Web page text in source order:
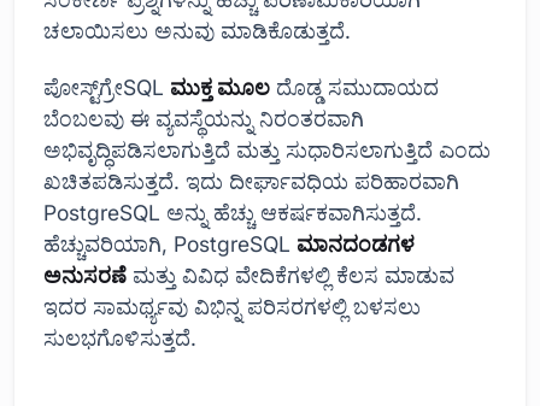
ಚಲಾಯಿಸಲು ಅನುವು ಮಾಡಿಕೊಡುತ್ತದೆ.
ಪೋಸ್ಟ್‌ಗ್ರೇSQL ಮುಕ್ತ ಮೂಲ ದೊಡ್ಡ ಸಮುದಾಯದ
ಬೆಂಬಲವು ಈ ವ್ಯವಸ್ಥೆಯನ್ನು ನಿರಂತರವಾಗಿ
ಅಭಿವೃದ್ಧಿಪಡಿಸಲಾಗುತ್ತಿದೆ ಮತ್ತು ಸುಧಾರಿಸಲಾಗುತ್ತಿದೆ ಎಂದು
ಖಚಿತಪಡಿಸುತ್ತದೆ. ಇದು ದೀರ್ಘಾವಧಿಯ ಪರಿಹಾರವಾಗಿ
PostgreSQL ಅನ್ನು ಹೆಚ್ಚು ಆಕರ್ಷಕವಾಗಿಸುತ್ತದೆ.
ಹೆಚ್ಚುವರಿಯಾಗಿ, PostgreSQL ಮಾನದಂಡಗಳ
ಅನುಸರಣೆ ಮತ್ತು ವಿವಿಧ ವೇದಿಕೆಗಳಲ್ಲಿ ಕೆಲಸ ಮಾಡುವ
ಇದರ ಸಾಮರ್ಥ್ಯವು ವಿಭಿನ್ನ ಪರಿಸರಗಳಲ್ಲಿ ಬಳಸಲು
ಸುಲಭಗೊಳಿಸುತ್ತದೆ.